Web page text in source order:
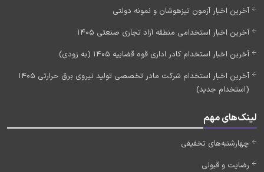
آخرین اخبار آزمون تیزهوشان و نمونه دولتی
آخرین اخبار استخدامی منطقه آزاد تجاری صنعتی 1405
آخرین اخبار استخدام کادر اداری قوه قضاییه 1405 (به زودی)
آخرین اخبار استخدام شرکت مادر تخصصی تولید نیروی برق حرارتی 1405
(استخدام جدید)
لینک‌های مهم
چهارشنبه‌های تخفیفی
رضایت و قبولی